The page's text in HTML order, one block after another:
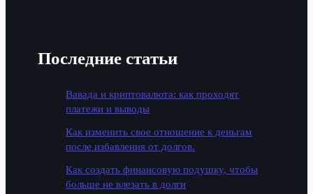
Последние статьи
Вавада и криптовалюта: как проходят
платежи и выводы
Как изменить свое отношение к деньгам
после избавления от долгов.
Как создать финансовую подушку, чтобы
больше не влезать в долги